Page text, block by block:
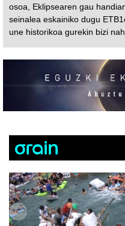
osoa, Eklipsearen gau
seinalea eskainiko dugu
une historikoa gurekin bizi
Orain